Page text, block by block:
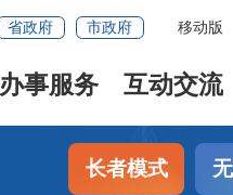
省政府 市政府 移动版
办事服务 互动交流
长者模式